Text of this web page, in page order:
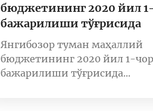
бюджетининг 2020 йил
бажарилиши тўғрисида
Янгибозор туман маҳаллий
бюджетининг 2020 йил 1-
бажарилиши тўғрисида...